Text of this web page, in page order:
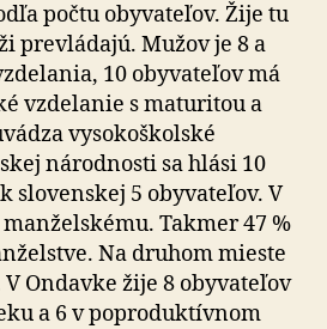
počtu obyvateľov. Žije tu
prevládajú. Mužov je 8 a
10 obyvateľov má
vzdelanie s maturitou a
vysokoškolské
národnosti sa hlási 10
slovenskej 5 obyvateľov. V
Takmer 47 %
Na druhom mieste
Ondavke žije 8 obyvateľov
a 6 v poproduktívnom